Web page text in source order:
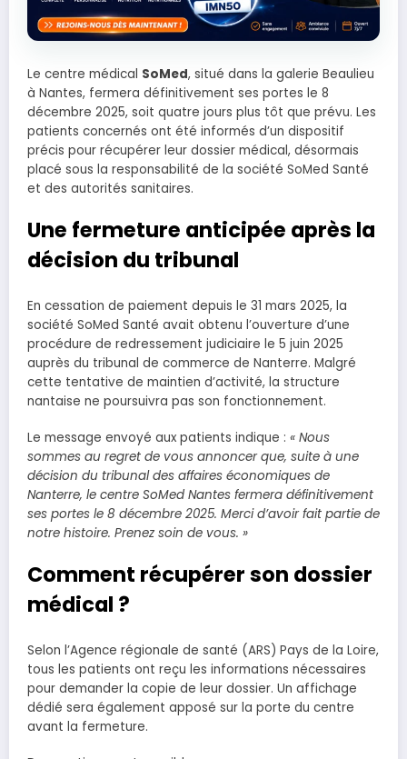
Le centre médical SoMed, situé dans la galerie Beaulieu
à Nantes, fermera définitivement ses portes le 8
décembre 2025, soit quatre jours plus tôt que prévu. Les
patients concernés ont été informés d’un dispositif
précis pour récupérer leur dossier médical, désormais
placé sous la responsabilité de la société SoMed Santé
et des autorités sanitaires.
Une fermeture anticipée après la
décision du tribunal
En cessation de paiement depuis le 31 mars 2025, la
société SoMed Santé avait obtenu l’ouverture d’une
procédure de redressement judiciaire le 5 juin 2025
auprès du tribunal de commerce de Nanterre. Malgré
cette tentative de maintien d’activité, la structure
nantaise ne poursuivra pas son fonctionnement.
Le message envoyé aux patients indique : « Nous
sommes au regret de vous annoncer que, suite à une
décision du tribunal des affaires économiques de
Nanterre, le centre SoMed Nantes fermera définitivement
ses portes le 8 décembre 2025. Merci d’avoir fait partie de
notre histoire. Prenez soin de vous. »
Comment récupérer son dossier
médical ?
Selon l’Agence régionale de santé (ARS) Pays de la Loire,
tous les patients ont reçu les informations nécessaires
pour demander la copie de leur dossier. Un affichage
dédié sera également apposé sur la porte du centre
avant la fermeture.